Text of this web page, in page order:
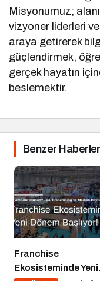
Misyonumuz;
vizyoner liderleri
araya getirerek
güçlendirmek,
gerçek hayatın
beslemektir.
Benzer Haberler
Franchise
Ekosisteminde Yeni